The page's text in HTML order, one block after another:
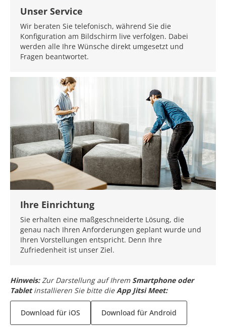
Unser Service
Wir beraten Sie telefonisch, während Sie die
Konfiguration am Bildschirm live verfolgen. Dabei
werden alle Ihre Wünsche direkt umgesetzt und
Fragen beantwortet.
Ihre Einrichtung
Sie erhalten eine maßgeschneiderte Lösung, die
genau nach Ihren Anforderungen geplant wurde und
Ihren Vorstellungen entspricht. Denn Ihre
Zufriedenheit ist unser Ziel.
Hinweis: Zur Darstellung auf Ihrem Smartphone oder
Tabletinstallieren Sie bitte dieApp Jitsi Meet:
Download für iOS Download für Android